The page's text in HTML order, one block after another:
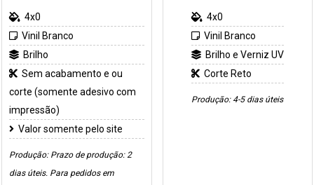
4x0
Vinil Branco
Brilho
Sem acabamento e ou
corte (somente adesivo com
impressão)
Valor somente pelo site
Produção: Prazo de produção: 2
dias úteis. Para pedidos em
4x0
Vinil Branco
Brilho e Verniz UV
Corte Reto
Produção: 4-5 dias úteis